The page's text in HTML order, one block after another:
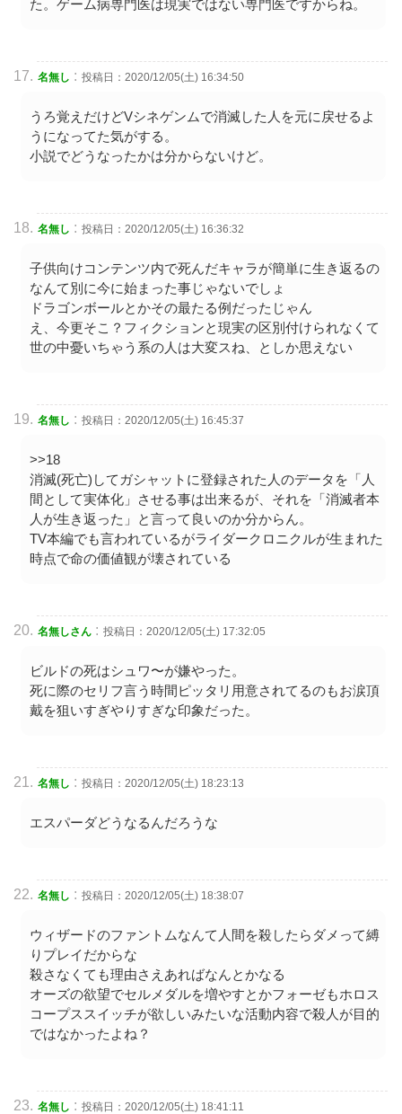
た。ゲーム病専門医は現実ではない専門医ですからね。
名無し : 投稿日：2020/12/05(土) 16:34:50
うろ覚えだけどVシネゲンムで消滅した人を元に戻せるよ
うになってた気がする。
小説でどうなったかは分からないけど。
名無し : 投稿日：2020/12/05(土) 16:36:32
子供向けコンテンツ内で死んだキャラが簡単に生き返るの
なんて別に今に始まった事じゃないでしょ
ドラゴンボールとかその最たる例だったじゃん
え、今更そこ？フィクションと現実の区別付けられなくて
世の中憂いちゃう系の人は大変スね、としか思えない
名無し : 投稿日：2020/12/05(土) 16:45:37
>>18
消滅(死亡)してガシャットに登録された人のデータを「人
間として実体化」させる事は出来るが、それを「消滅者本
人が生き返った」と言って良いのか分からん。
TV本編でも言われているがライダークロニクルが生まれた
時点で命の価値観が壊されている
名無しさん : 投稿日：2020/12/05(土) 17:32:05
ビルドの死はシュワ〜が嫌やった。
死に際のセリフ言う時間ピッタリ用意されてるのもお涙頂
戴を狙いすぎやりすぎな印象だった。
名無し : 投稿日：2020/12/05(土) 18:23:13
エスパーダどうなるんだろうな
名無し : 投稿日：2020/12/05(土) 18:38:07
ウィザードのファントムなんて人間を殺したらダメって縛
りプレイだからな
殺さなくても理由さえあればなんとかなる
オーズの欲望でセルメダルを増やすとかフォーゼもホロス
コープススイッチが欲しいみたいな活動内容で殺人が目的
ではなかったよね？
名無し : 投稿日：2020/12/05(土) 18:41:11